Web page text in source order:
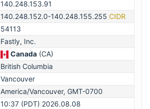
140.248.153.91
140.248.152.0-140.248.155.255 CIDR
54113
Fastly, Inc.
Canada (CA)
British Columbia
Vancouver
America/Vancouver, GMT-0700
10:37 (PDT) 2026.08.08